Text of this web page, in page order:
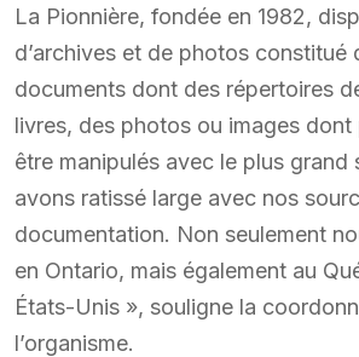
La Pionnière, fondée en 1982,
d’archives et de photos constitué
documents dont des répertoires
livres, des photos ou images
être manipulés avec le plus grand
avons ratissé large avec nos
documentation. Non seulement
en Ontario, mais également au
États-Unis », souligne la
l’organisme.